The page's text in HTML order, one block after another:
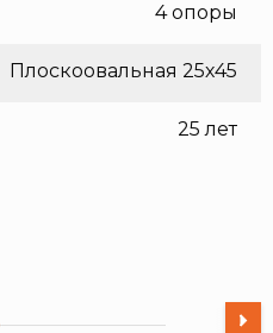
4 опоры
Плоскоовальная 25х45
25 лет